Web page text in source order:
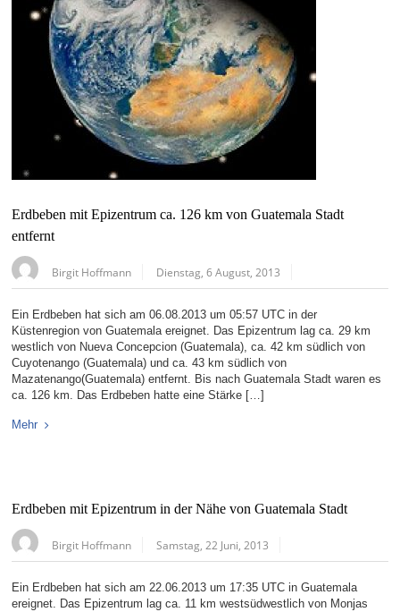
Erdbeben mit Epizentrum ca. 126 km von Guatemala Stadt
entfernt
Birgit Hoffmann Dienstag, 6 August, 2013
Ein Erdbeben hat sich am 06.08.2013 um 05:57 UTC in der
Küstenregion von Guatemala ereignet. Das Epizentrum lag ca. 29 km
westlich von Nueva Concepcion (Guatemala), ca. 42 km südlich von
Cuyotenango (Guatemala) und ca. 43 km südlich von
Mazatenango(Guatemala) entfernt. Bis nach Guatemala Stadt waren es
ca. 126 km. Das Erdbeben hatte eine Stärke […]
Mehr
Erdbeben mit Epizentrum in der Nähe von Guatemala Stadt
Birgit Hoffmann Samstag, 22 Juni, 2013
Ein Erdbeben hat sich am 22.06.2013 um 17:35 UTC in Guatemala
ereignet. Das Epizentrum lag ca. 11 km westsüdwestlich von Monjas